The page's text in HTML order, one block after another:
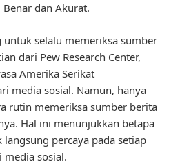
dan Akurat.
untuk selalu memeriksa sumber
dari Pew Research Center,
Amerika Serikat
media sosial. Namun, hanya
rutin memeriksa sumber berita
Hal ini menunjukkan betapa
percaya pada setiap
media sosial.